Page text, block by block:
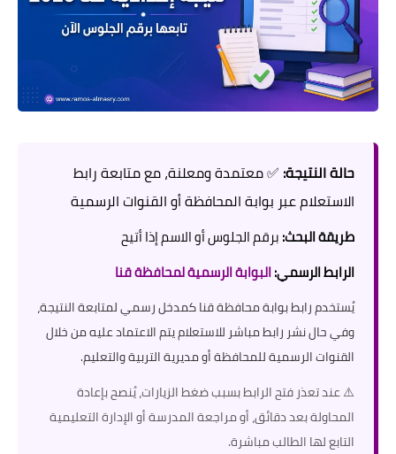
حالة النتيجة: ✅ معتمدة ومعلنة، مع متابعة رابط
الاستعلام عبر بوابة المحافظة أو القنوات الرسمية
طريقة البحث:برقم الجلوس أو الاسم إذا أتيح
الرابط الرسمي:البوابة الرسمية لمحافظة قنا
يُستخدم رابط بوابة محافظة قنا كمدخل رسمي لمتابعة النتيجة،
وفي حال نشر رابط مباشر للاستعلام يتم الاعتماد عليه من خلال
القنوات الرسمية للمحافظة أو مديرية التربية والتعليم.
⚠️ عند تعذر فتح الرابط بسبب ضغط الزيارات، يُنصح بإعادة
المحاولة بعد دقائق، أو مراجعة المدرسة أو الإدارة التعليمية
التابع لها الطالب مباشرة.